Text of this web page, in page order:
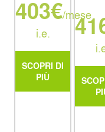
403€/mese
i.e.
SCOPRI DI
PIÙ